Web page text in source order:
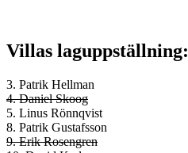
Villas laguppställning:
3. Patrik Hellman
4. Daniel Skoog
5. Linus Rönnqvist
8. Patrik Gustafsson
9. Erik Rosengren